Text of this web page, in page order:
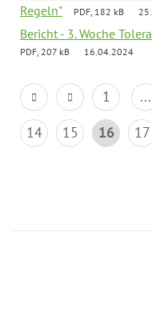
Regeln"
PDF, 182 kB
Bericht - 3. Woche
PDF, 207 kB 16.04.2024
1 ...
14
15 16 17